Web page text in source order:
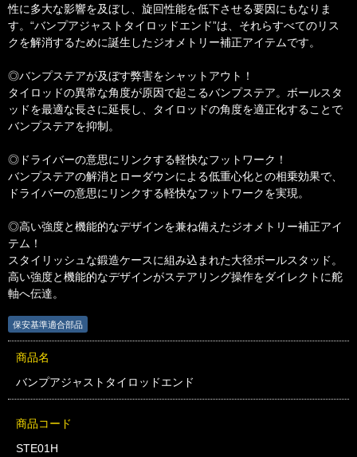
性に多大な影響を及ぼし、旋回性能を低下させる要因にもなりま
す。“バンプアジャストタイロッドエンド”は、それらすべてのリス
クを解消するために誕生したジオメトリー補正アイテムです。​
◎バンプステアが及ぼす弊害をシャットアウト！
タイロッドの異常な角度が原因で起こるバンプステア。ボールスタ
ッドを最適な長さに延長し、タイロッドの角度を適正化することで
バンプステアを抑制。
◎ドライバーの意思にリンクする軽快なフットワーク！
バンプステアの解消とローダウンによる低重心化との相乗効果で、
ドライバーの意思にリンクする軽快なフットワークを実現。
◎高い強度と機能的なデザインを兼ね備えたジオメトリー補正アイ
テム！
スタイリッシュな鍛造ケースに組み込まれた大径ボールスタッド。
高い強度と機能的なデザインがステアリング操作をダイレクトに舵
軸へ伝達。
保安基準適合部品
商品名
バンプアジャストタイロッドエンド
商品コード
STE01H